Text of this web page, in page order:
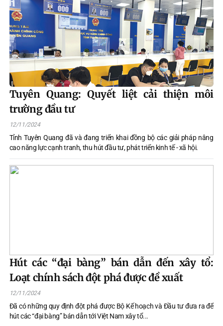
Tuyên Quang: Quyết liệt cải thiện môi
trường đầu tư
12/11/2024
Tỉnh Tuyên Quang đã và đang triển khai đồng bộ các giải pháp nâng
cao năng lực cạnh tranh, thu hút đầu tư, phát triển kinh tế - xã hội.
Hút các “đại bàng” bán dẫn đến xây tổ:
Loạt chính sách đột phá được đề xuất
12/11/2024
Đã có những quy định đột phá được Bộ Kế hoạch và Đầu tư đưa ra để
hút các “đại bàng” bán dẫn tới Việt Nam xây tổ...